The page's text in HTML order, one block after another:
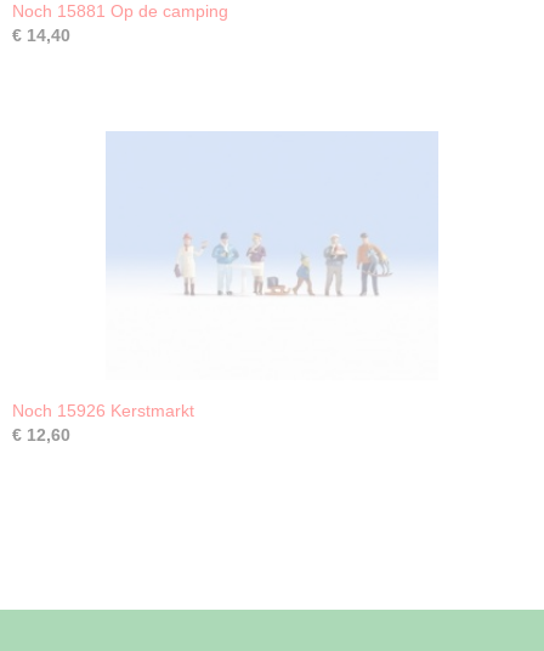
Noch 15881 Op de camping
€ 14,40
Noch 15926 Kerstmarkt
€ 12,60